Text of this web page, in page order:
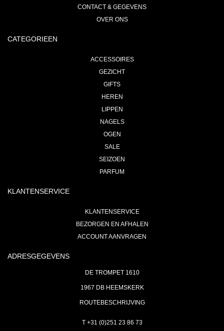
CONTACT & GEGEVENS
OVER ONS
CATEGORIEEN
ACCESSOIRES
GEZICHT
GIFTS
HEREN
LIPPEN
NAGELS
OGEN
SALE
SEIZOEN
PARFUM
KLANTENSERVICE
KLANTENSERVICE
BEZORGEN EN AFHALEN
ACCOUNT AANVRAGEN
ADRESGEGEVENS
DE TROMPET 1610
1967 DB HEEMSKERK
ROUTEBESCHRIJVING
T +31 (0)251 23 86 73